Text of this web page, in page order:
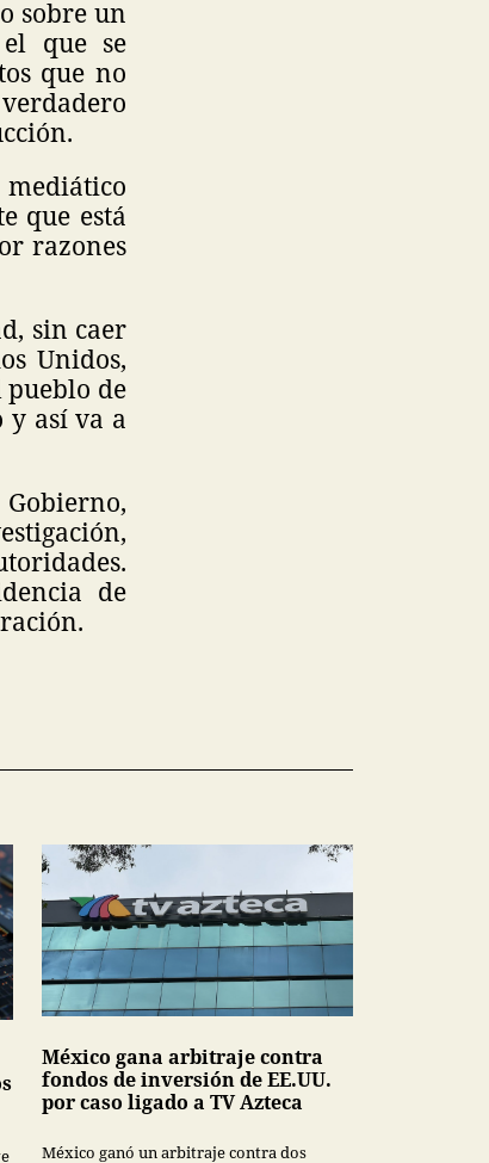
sobre un
que se
que no
que está
razones
sin caer
Unidos,
de
y así va a
de
México gana arbitraje contra
fondos de inversión de EE.UU.
por caso ligado a TV Azteca
México ganó un arbitraje contra dos